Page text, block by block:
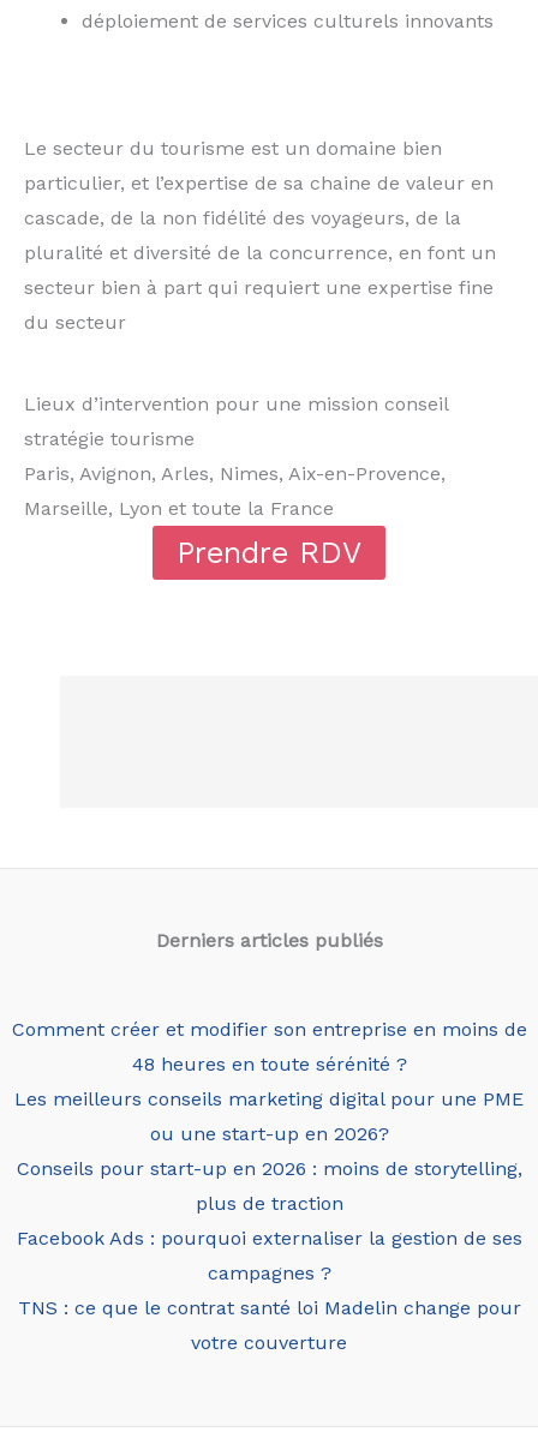
déploiement de services culturels innovants
Le secteur du tourisme est un domaine bien
particulier, et l’expertise de sa chaine de valeur en
cascade, de la non fidélité des voyageurs, de la
pluralité et diversité de la concurrence, en font un
secteur bien à part qui requiert une expertise fine
du secteur
Lieux d’intervention pour une mission conseil
stratégie tourisme
Paris, Avignon, Arles, Nimes, Aix-en-Provence,
Marseille, Lyon et toute la France
Prendre RDV
Derniers articles publiés
Comment créer et modifier son entreprise en moins de
48 heures en toute sérénité ?
Les meilleurs conseils marketing digital pour une PME
ou une start-up en 2026?
Conseils pour start-up en 2026 : moins de storytelling,
plus de traction
Facebook Ads : pourquoi externaliser la gestion de ses
campagnes ?
TNS : ce que le contrat santé loi Madelin change pour
votre couverture